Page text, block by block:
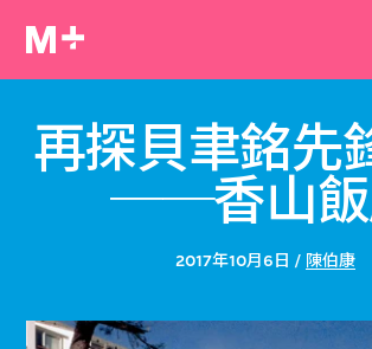
2017年10月6日 / 陳伯康
再探貝聿銘先
──香山飯